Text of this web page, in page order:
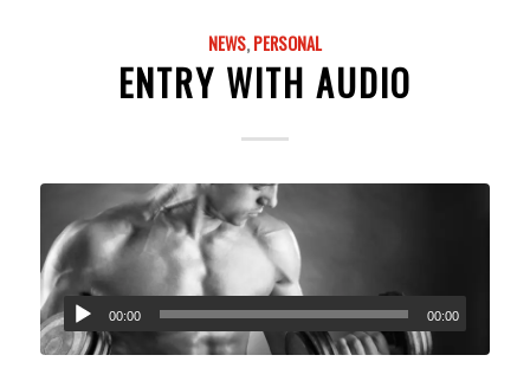
NEWS,PERSONAL
ENTRY WITH AUDIO
00:00 00:00